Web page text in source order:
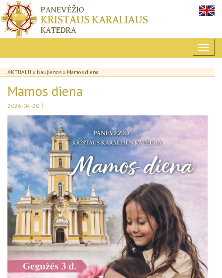
AKTUALU » Naujienos » Mamos diena
Mamos diena
2026-04-20 |